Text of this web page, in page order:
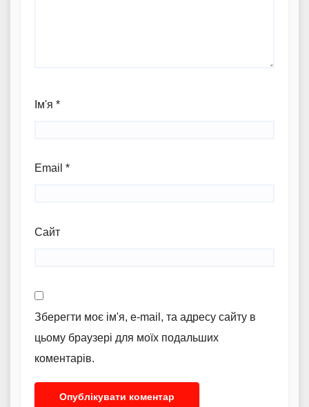
Ім'я *
Email *
Сайт
Зберегти моє ім'я, e-mail, та адресу сайту в
цьому браузері для моїх подальших
коментарів.